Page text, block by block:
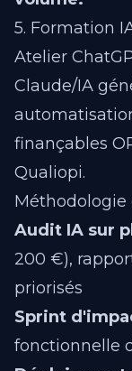
5. Formation
Atelier
Claude/IA
finançables
Qualiopi.
Méthodologie
Audit IA sur
200 €),
priorisés
Sprint
fonctionnelle